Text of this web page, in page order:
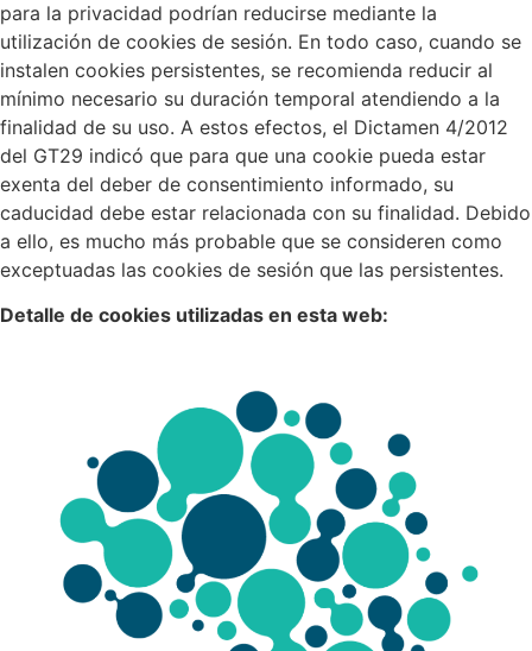
para la privacidad podrían reducirse mediante la
utilización de cookies de sesión. En todo caso, cuando se
instalen cookies persistentes, se recomienda reducir al
mínimo necesario su duración temporal atendiendo a la
finalidad de su uso. A estos efectos, el Dictamen 4/2012
del GT29 indicó que para que una cookie pueda estar
exenta del deber de consentimiento informado, su
caducidad debe estar relacionada con su finalidad. Debido
a ello, es mucho más probable que se consideren como
exceptuadas las cookies de sesión que las persistentes.
Detalle de cookies utilizadas en esta web: